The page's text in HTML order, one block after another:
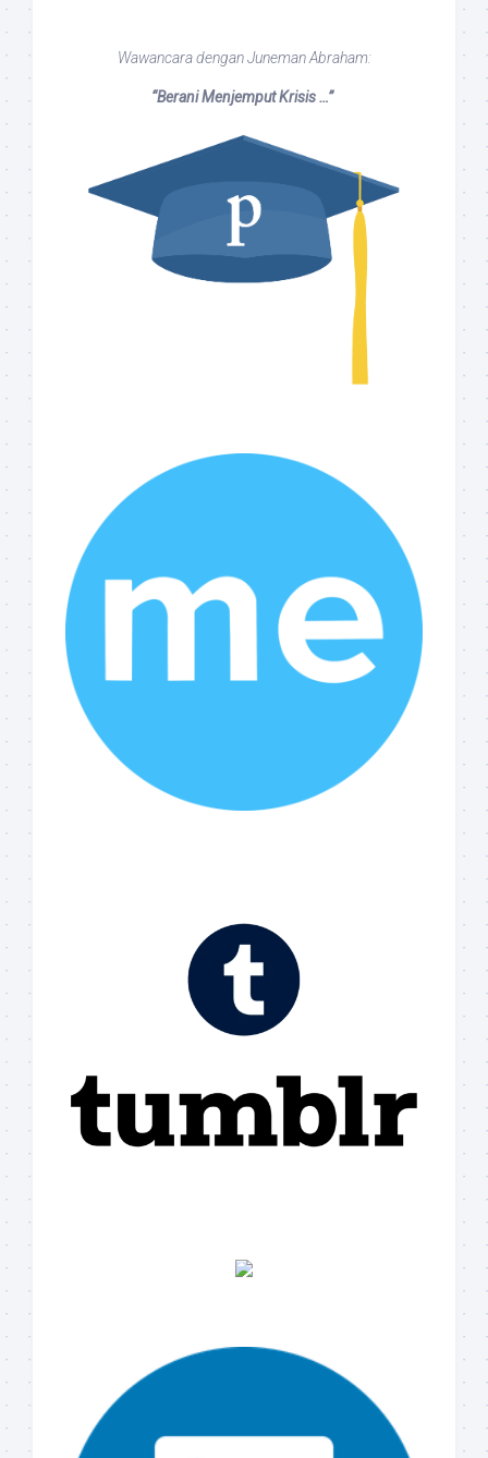
Wawancara dengan Juneman Abraham:
“Berani Menjemput Krisis …”